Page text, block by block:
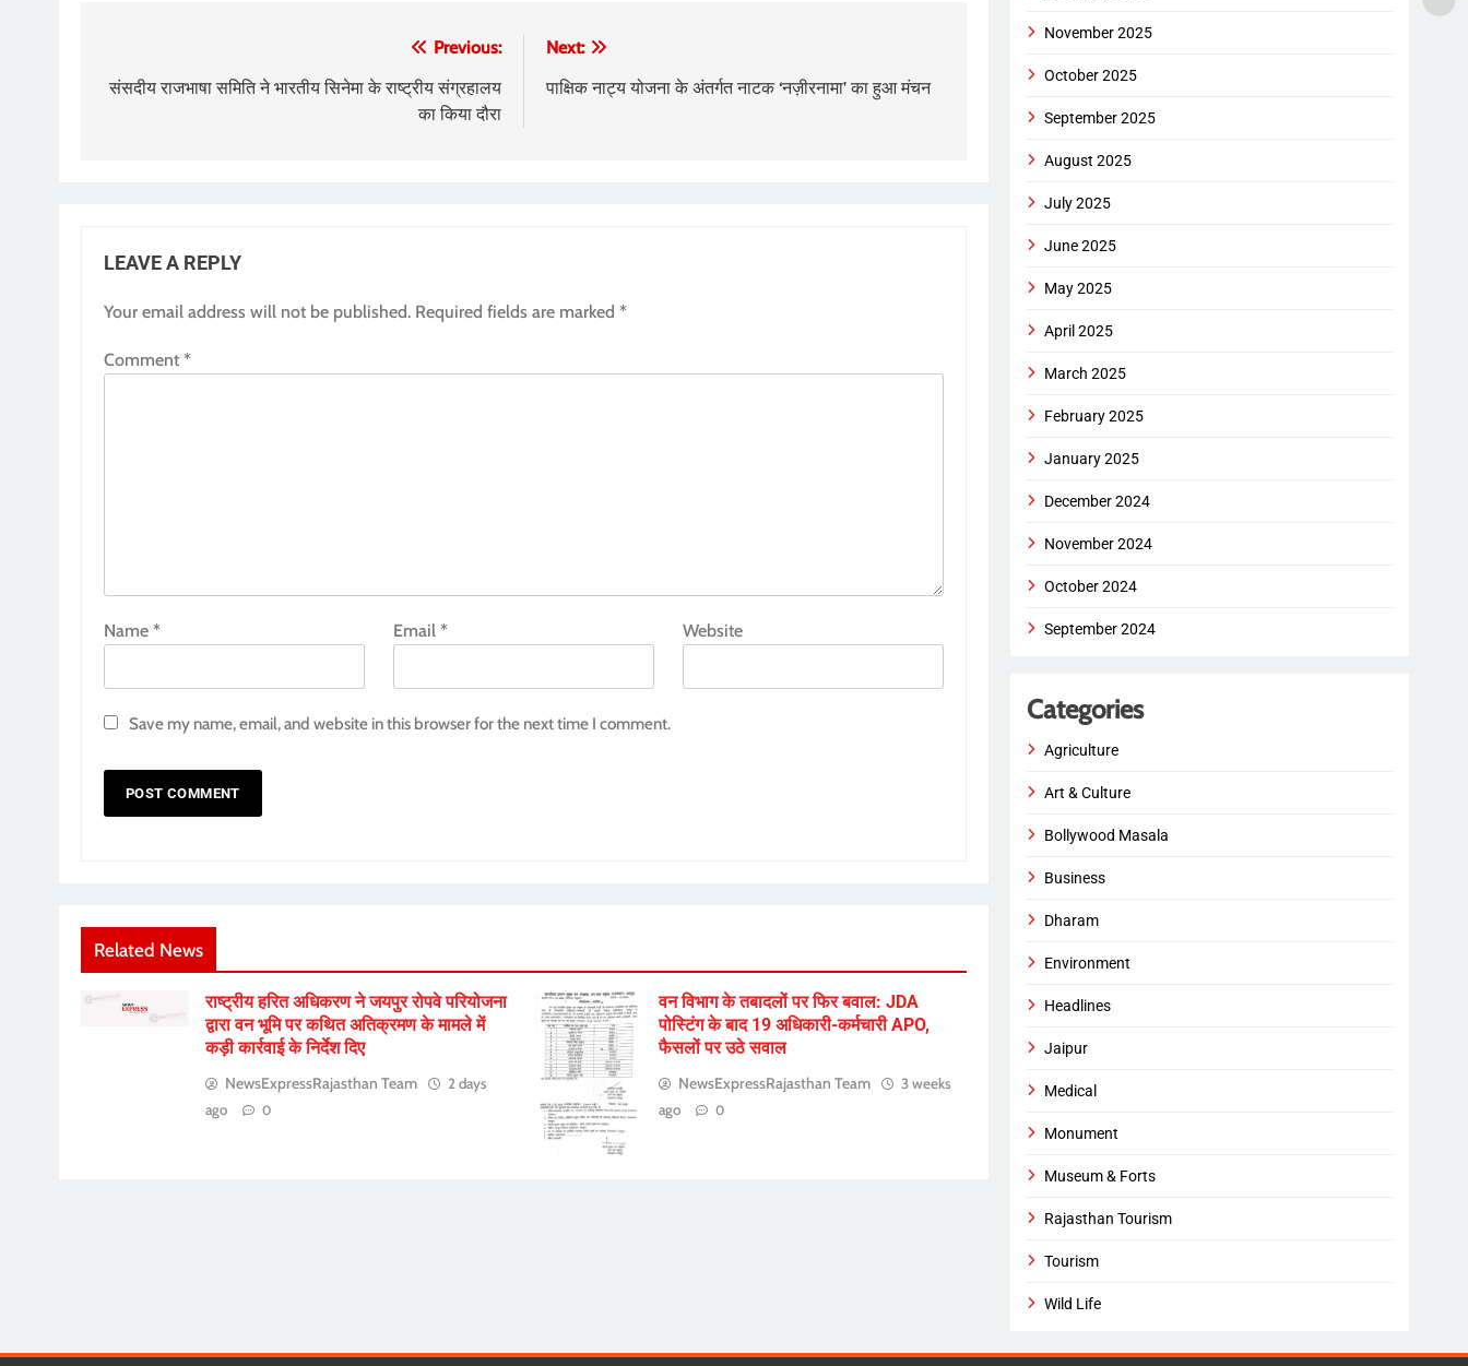
navigation
Previous:
संसदीय राजभाषा समिति ने भारतीय सिनेमा के राष्ट्रीय संग्रहालय
का किया दौरा
Next:
पाक्षिक नाट्य योजना के अंतर्गत नाटक ‘नज़ीरनामा’ का हुआ मंचन
LEAVE A REPLY
Your email address will not be published. Required fields are marked *
Comment *
Name * Email* Website
Save my name, email, and website in this browser for the next time I comment.
Related News
राष्ट्रीय हरित अधिकरण ने जयपुर रोपवे परियोजना
द्वारा वन भूमि पर कथित अतिक्रमण के मामले में
कड़ी कार्रवाई के निर्देश दिए
NewsExpressRajasthan Team
2 days
ago
0
वन विभाग के तबादलों पर फिर बवाल: JDA
पोस्टिंग के बाद 19 अधिकारी-कर्मचारी APO,
फैसलों पर उठे सवाल
NewsExpressRajasthan Team
3 weeks
ago
0
November 2025
October 2025
September 2025
August 2025
July 2025
June 2025
May 2025
April 2025
March 2025
February 2025
January 2025
December 2024
November 2024
October 2024
September 2024
Categories
Agriculture
Art & Culture
Bollywood Masala
Business
Dharam
Environment
Headlines
Jaipur
Medical
Monument
Museum & Forts
Rajasthan Tourism
Tourism
Wild Life